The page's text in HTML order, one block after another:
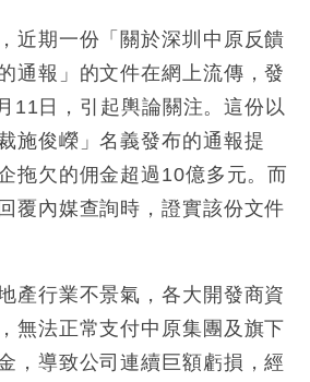
元
6.5萬點後回穩 全周仍升近2%
換帥 玩具「反」斗城亞洲CEO蔡德
波動收跌 連挫7周創逾3年最長跌勢
三度入市撐日圓 4月單日斥6.28萬億
美伊戰事快結束 承認部分彈藥庫存緊
近期一份「關於深圳中原反饋
通報」的文件在網上流傳，發
11日，引起輿論關注。這份以
施俊嶸」名義發布的通報提
拖欠的佣金超過10億多元。而
覆內媒查詢時，證實該份文件
產行業不景氣，各大開發商資
無法正常支付中原集團及旗下
，導致公司連續巨額虧損，經